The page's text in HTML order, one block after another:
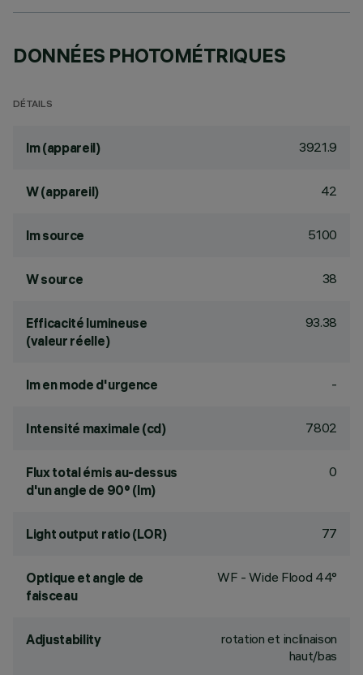
DONNÉES PHOTOMÉTRIQUES
DÉTAILS
lm (appareil) 3921.9
W (appareil) 42
lm source 5100
W source 38
Efficacité lumineuse
(valeur réelle)
93.38
lm en mode d'urgence -
Intensité maximale (cd) 7802
Flux total émis au-dessus
d'un angle de 90° (lm)
0
Light output ratio (LOR) 77
Optique et angle de
faisceau
WF - Wide Flood 44°
Adjustability
rotation et inclinaison
haut/bas